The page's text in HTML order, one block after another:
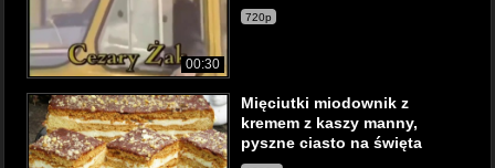
00:30
720p
Mięciutki miodownik z
kremem z kaszy manny,
pyszne ciasto na święta